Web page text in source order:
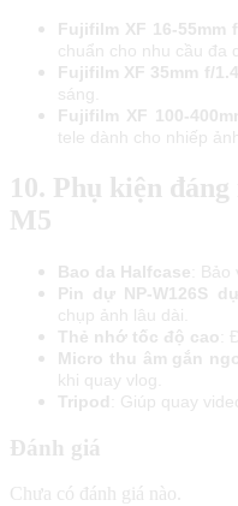
Fujifilm XF 16-55mm
chuẩn cho nhu cầu đa
Fujifilm XF 35mm f/
sáng.
Fujifilm XF 100-
tele dành cho nhiếp
10. Phụ kiện
M5
Bao da Halfcase :
Pin dự NP-W126S
chụp ảnh lâu dài.
Thẻ nhớ tốc độ cao :
Micro thu âm gắn
khi quay vlog.
Tripod
: Giúp quay
Đánh giá
Chưa có đánh giá nào.